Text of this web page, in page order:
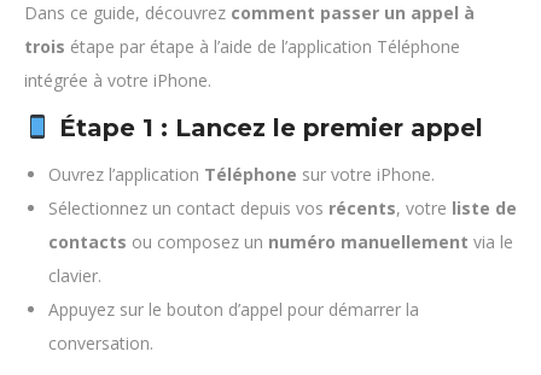
Dans ce guide, découvrez comment passer un appel à
trois étape par étape à l’aide de l’application Téléphone
intégrée à votre iPhone.
Étape 1 : Lancez le premier appel
Ouvrez l’application Téléphone sur votre iPhone.
Sélectionnez un contact depuis vos récents, votre liste de
contacts ou composez un numéro manuellement via le
clavier.
Appuyez sur le bouton d’appel pour démarrer la
conversation.